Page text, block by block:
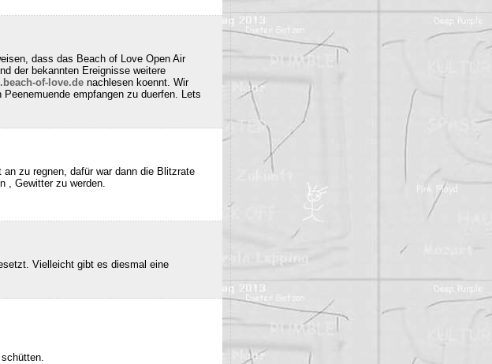
dass das Beach of Love Open Air
der bekannten Ereignisse weitere
of-love.de nachlesen koennt. Wir
empfangen zu duerfen. Lets
zu regnen, dafür war dann die Blitzrate
, Gewitter zu werden.
Vielleicht gibt es diesmal eine